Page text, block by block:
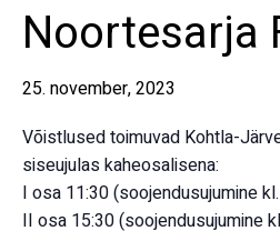
Noortesarja
25. november, 2023
Võistlused toimuvad Kohtla-
siseujulas kaheosalisena:
I osa 11:30 (soojendusujumine
II osa 15:30 (soojendusujumine